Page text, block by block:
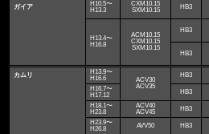
ガイア
H10.5〜
H13.3
CXM10.15
SXM10.15
HB3
H13.4〜
H16.8
ACM10.15
CXM10.15
SXM10.15
HB3
HB3
カムリ
H13.9〜
H16.6
ACV30
ACV35
HB3
H16.7〜
H17.12
HB3
H18.1〜
H23.8
ACV40
ACV45
HB3
H23.9〜
H26.8
AVV50 HB3